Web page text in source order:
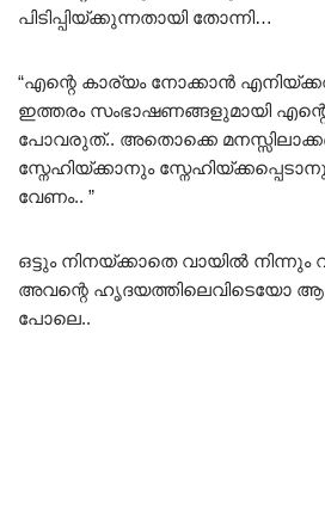
പിടിപ്പിയ്ക്കുന്നതായി തോന്നി…
“എന്റെ കാര്യം നോക്കാൻ
ഇത്തരം സംഭാഷണങ്ങളുമായി
പോവരുത്.. അതൊക്കെ
സ്നേഹിയ്ക്കാനും
വേണം.. ”
ഒട്ടും നിനയ്ക്കാതെ വായിൽ
അവന്റെ ഹൃദയത്തിലെവിടെയോ
പോലെ..